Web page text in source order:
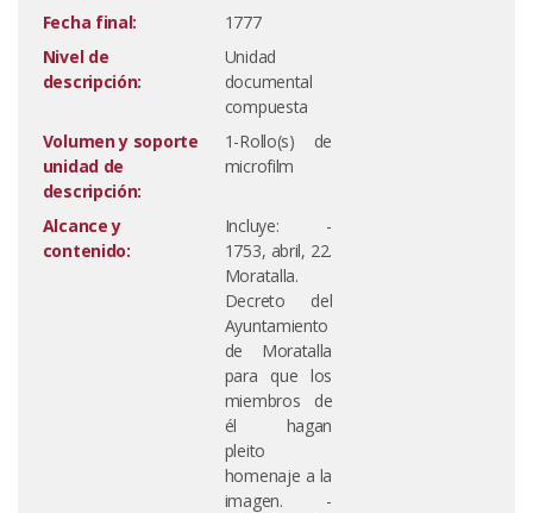
Fecha final:
1777
Nivel de
descripción:
Unidad
documental
compuesta
Volumen y soporte
unidad de
descripción:
1-Rollo(s) de
microfilm
Alcance y
contenido:
Incluye: -
1753, abril, 22.
Moratalla.
Decreto del
Ayuntamiento
de Moratalla
para que los
miembros de
él hagan
pleito
homenaje a la
imagen. -